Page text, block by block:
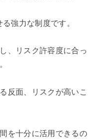
強力な制度です。
、リスク許容度に合っ
反面、リスクが高いこ
を十分に活用できるの